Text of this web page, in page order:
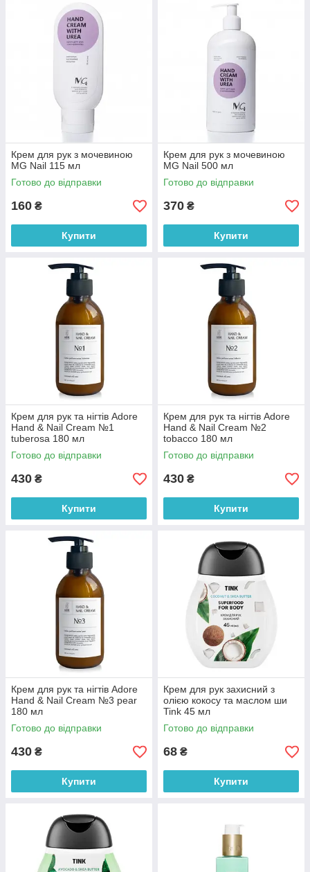
Крем для рук з мочевиною
MG Nail 115 мл
Готово до відправки
160 ₴
Купити
Крем для рук з мочевиною
MG Nail 500 мл
Готово до відправки
370 ₴
Купити
Крем для рук та нігтів Adore
Hand & Nail Cream №1
tuberosa 180 мл
Готово до відправки
430 ₴
Купити
Крем для рук та нігтів Adore
Hand & Nail Cream №2
tobacco 180 мл
Готово до відправки
430 ₴
Купити
Крем для рук та нігтів Adore
Hand & Nail Cream №3 pear
180 мл
Готово до відправки
430 ₴
Купити
Крем для рук захисний з
олією кокосу та маслом ши
Tink 45 мл
Готово до відправки
68 ₴
Купити